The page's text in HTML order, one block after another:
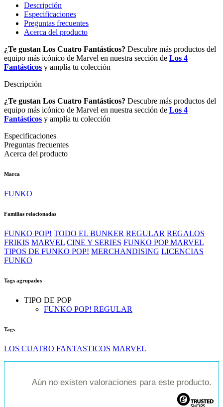
Descripción
Especificaciones
Preguntas frecuentes
Acerca del producto
¿Te gustan Los Cuatro Fantásticos? Descubre más productos del
equipo más icónico de Marvel en nuestra sección de Los 4
Fantásticos y amplía tu colección
Descripción
¿Te gustan Los Cuatro Fantásticos? Descubre más productos del
equipo más icónico de Marvel en nuestra sección de Los 4
Fantásticos y amplía tu colección
Especificaciones
Preguntas frecuentes
Acerca del producto
Marca
FUNKO
Familias relacionadas
FUNKO POP! TODO EL BUNKER REGULAR REGALOS
FRIKIS MARVEL CINE Y SERIES FUNKO POP MARVEL
TIPOS DE FUNKO POP! MERCHANDISING LICENCIAS
FUNKO
Tags agrupados
TIPO DE POP
FUNKO POP! REGULAR
Tags
LOS CUATRO FANTASTICOS MARVEL
Aún no existen valoraciones para este producto.